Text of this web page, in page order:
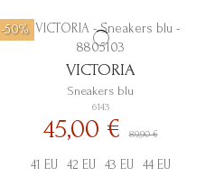
-50%
Sneakers blu
VICTORIA
6143
45,00 €89,90 €
41 EU 42 EU 43 EU 44 EU